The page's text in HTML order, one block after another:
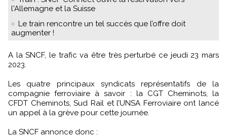
l'Allemagne et la Suisse
Le train rencontre un tel succès que l’offre doit
augmenter !
A la SNCF, le trafic va être très perturbé ce jeudi 23 mars
2023.
Les quatre principaux syndicats représentatifs de la
compagnie ferroviaire à savoir : la CGT Cheminots, la
CFDT Cheminots, Sud Rail et l’UNSA Ferroviaire ont lancé
un appel à la grève pour cette journée.
La SNCF annonce donc :